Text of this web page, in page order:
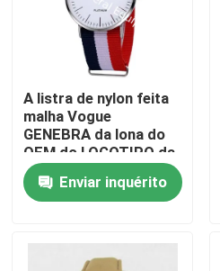
Casa
A listra de nylon feita
malha Vogue
GENEBRA da lona do
OEM do LOGOTIPO da
venda da fábrica de
WJ-3395 China Yiwu
relógio quente olha o
relativo à promoção
do homem
Enviar inquérito